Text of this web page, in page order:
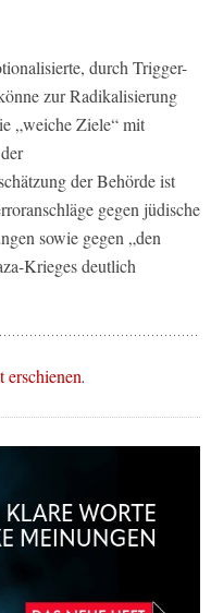
durch Trigger-
zur Radikalisierung
„weiche Ziele“ mit
der Behörde ist
gegen jüdische
sowie gegen „den
Krieges deutlich
erschienen.